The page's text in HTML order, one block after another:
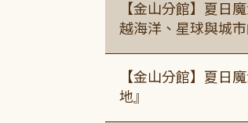
【金山分館】夏日
越海洋、星球與城市
【金山分館】夏日
地』